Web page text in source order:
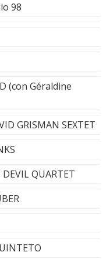
98
(con Géraldine
GRISMAN SEXTET
QUARTET